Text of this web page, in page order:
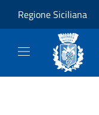
Regione Siciliana